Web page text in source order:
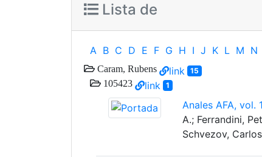
Lista de
A B C D E F G H I J K L M N
Caram, Rubens link 15
105423 link 1
Anales AFA, vol.
A.; Ferrandini,
Schvezov,